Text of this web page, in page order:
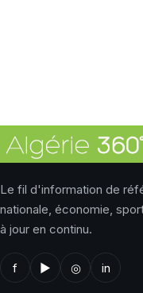
Le fil d'information de
nationale, économie,
à jour en continu.
f ▶ ◎ in